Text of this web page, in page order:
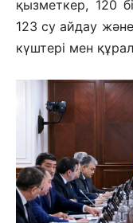
қызметкер, 120
123 су айдау
күштері мен